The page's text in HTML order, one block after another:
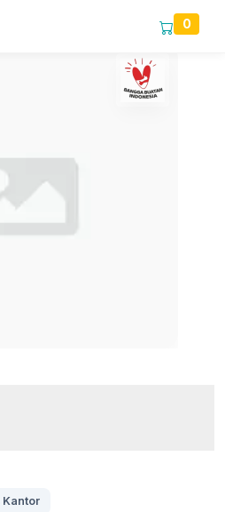
0
Kantor